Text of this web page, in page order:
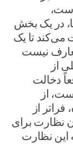
در یک بخش
می‌کند تا یک
نیست
از
دخالت
از
از
نظارت برای
این نظارت